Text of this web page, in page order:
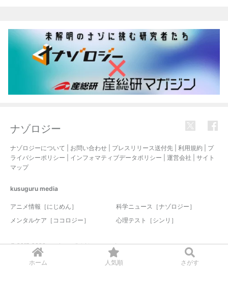
ホーム 人気順 さがす
ナゾロジー
ナゾロジーについて お問い合わせ プレスリリース送付先 利用規約
プ
ライバシーポリシー
インフォマティブデータポリシー 運営会社
サイト
マップ
kusuguru media
アニメ情報［にじめん］
科学ニュース［ナゾロジー］
メンタルケア［ココロジー］
心理テスト［シンリ］
© 2017-2026 nazology. all rights reserved.